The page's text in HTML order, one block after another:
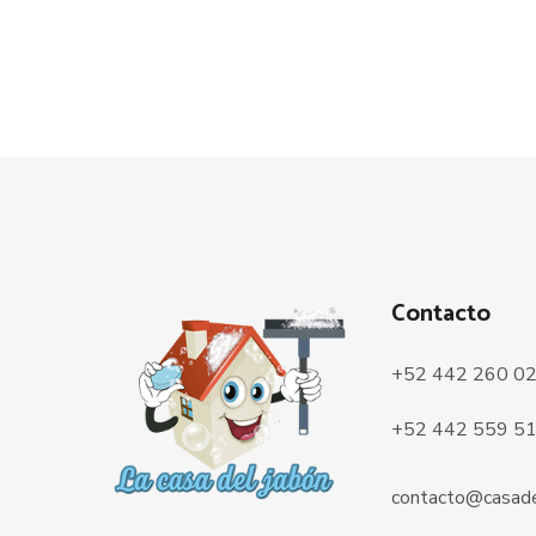
Contacto
+52 442 260
+52 442 559